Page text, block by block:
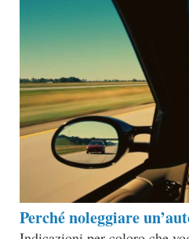
Perché noleggiare